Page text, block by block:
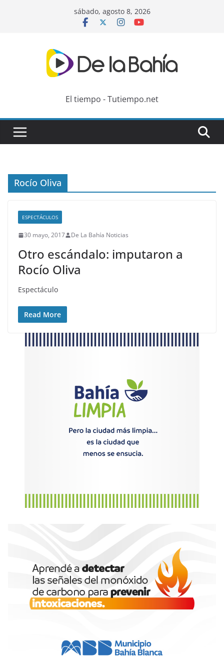
sábado, agosto 8, 2026
El tiempo - Tutiempo.net
Rocío Oliva
ESPECTÁCULOS
30 mayo, 2017 De La Bahía Noticias
Otro escándalo: imputaron a
Rocío Oliva
Espectáculo
Read More